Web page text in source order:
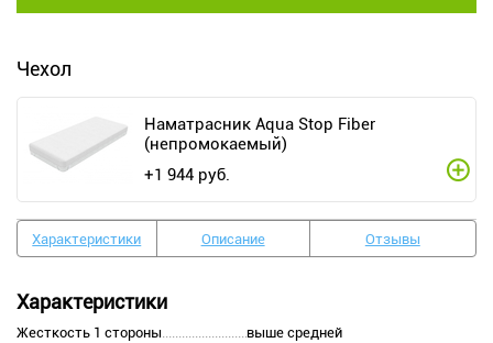
Чехол
Наматрасник Aqua Stop Fiber
(непромокаемый)
+1 944 руб.
Характеристики Описание Отзывы
Характеристики
Жесткость 1 стороны
выше средней